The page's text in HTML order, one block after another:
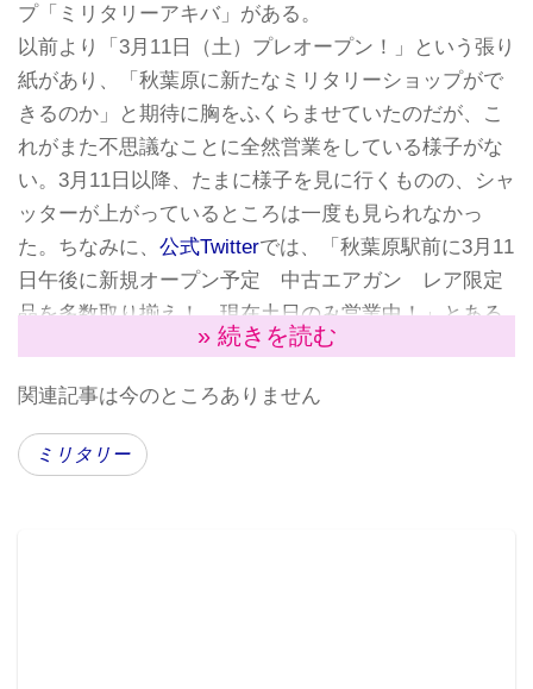
プ「ミリタリーアキバ」がある。
以前より「3月11日（土）プレオープン！」という張り
紙があり、「秋葉原に新たなミリタリーショップがで
きるのか」と期待に胸をふくらませていたのだが、こ
れがまた不思議なことに全然営業をしている様子がな
い。3月11日以降、たまに様子を見に行くものの、シャ
ッターが上がっているところは一度も見られなかっ
た。ちなみに、 公式Twitterでは、「秋葉原駅前に3月11
日午後に新規オープン予定 中古エアガン レア限定
品を多数取り揃え！ 現在土日のみ営業中！」とある
が、アカウントの合計ツイートは1で、3月9日以降のつ
» 続きを読む
関連記事は今のところありません
ミリタリー